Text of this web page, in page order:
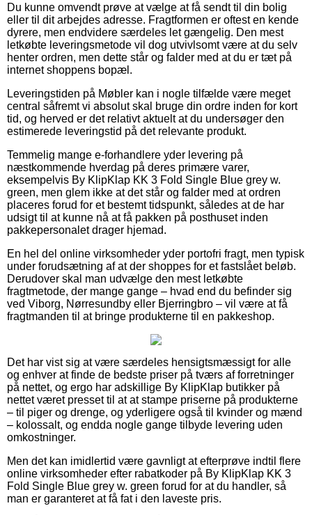
Du kunne omvendt prøve at vælge at få sendt til din bolig
eller til dit arbejdes adresse. Fragtformen er oftest en kende
dyrere, men endvidere særdeles let gængelig. Den mest
letkøbte leveringsmetode vil dog utvivlsomt være at du selv
henter ordren, men dette står og falder med at du er tæt på
internet shoppens bopæl.
Leveringstiden på Møbler kan i nogle tilfælde være meget
central såfremt vi absolut skal bruge din ordre inden for kort
tid, og herved er det relativt aktuelt at du undersøger den
estimerede leveringstid på det relevante produkt.
Temmelig mange e-forhandlere yder levering på
næstkommende hverdag på deres primære varer,
eksempelvis By KlipKlap KK 3 Fold Single Blue grey w.
green, men glem ikke at det står og falder med at ordren
placeres forud for et bestemt tidspunkt, således at de har
udsigt til at kunne nå at få pakken på posthuset inden
pakkepersonalet drager hjemad.
En hel del online virksomheder yder portofri fragt, men typisk
under forudsætning af at der shoppes for et fastslået beløb.
Derudover skal man udvælge den mest letkøbte
fragtmetode, der mange gange – hvad end du befinder sig
ved Viborg, Nørresundby eller Bjerringbro – vil være at få
fragtmanden til at bringe produkterne til en pakkeshop.
Det har vist sig at være særdeles hensigtsmæssigt for alle
og enhver at finde de bedste priser på tværs af forretninger
på nettet, og ergo har adskillige By KlipKlap butikker på
nettet været presset til at at stampe priserne på produkterne
– til piger og drenge, og yderligere også til kvinder og mænd
– kolossalt, og endda nogle gange tilbyde levering uden
omkostninger.
Men det kan imidlertid være gavnligt at efterprøve indtil flere
online virksomheder efter rabatkoder på By KlipKlap KK 3
Fold Single Blue grey w. green forud for at du handler, så
man er garanteret at få fat i den laveste pris.